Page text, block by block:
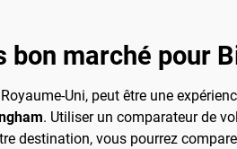
bon marché pour
Uni, peut être une
. Utiliser un comparateur de
destination, vous pourrez